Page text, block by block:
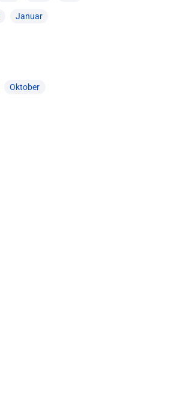
Januar
Oktober